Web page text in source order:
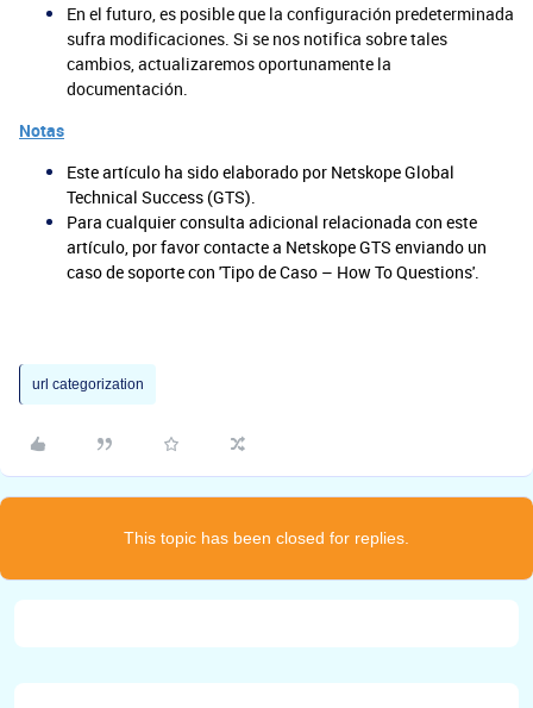
En el futuro, es posible que la configuración predeterminada
sufra modificaciones. Si se nos notifica sobre tales
cambios, actualizaremos oportunamente la
documentación.
Notas
Este artículo ha sido elaborado por Netskope Global
Technical Success (GTS).
Para cualquier consulta adicional relacionada con este
artículo, por favor contacte a Netskope GTS enviando un
caso de soporte con 'Tipo de Caso – How To Questions'.
url categorization
This topic has been closed for replies.